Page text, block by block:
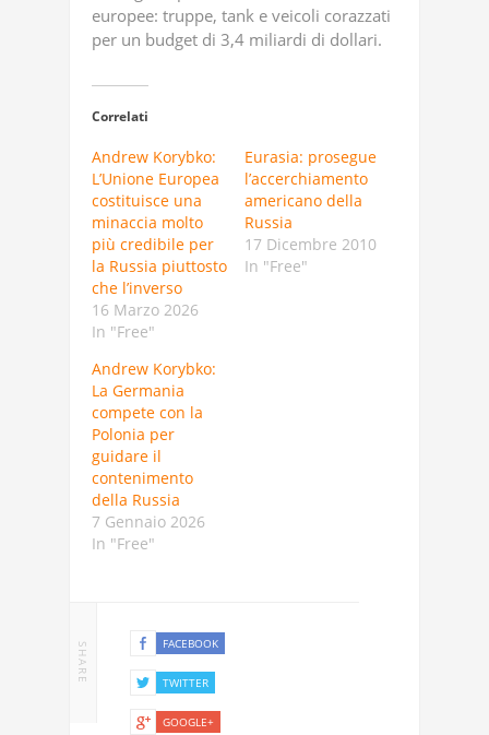
europee: truppe, tank e veicoli corazzati
per un budget di 3,4 miliardi di dollari.
Correlati
Andrew Korybko:
L’Unione Europea
costituisce una
minaccia molto
più credibile per
la Russia piuttosto
che l’inverso
16 Marzo 2026
In "Free"
Eurasia: prosegue
l’accerchiamento
americano della
Russia
17 Dicembre 2010
In "Free"
Andrew Korybko:
La Germania
compete con la
Polonia per
guidare il
contenimento
della Russia
7 Gennaio 2026
In "Free"
SHARE FACEBOOK
TWITTER
GOOGLE+